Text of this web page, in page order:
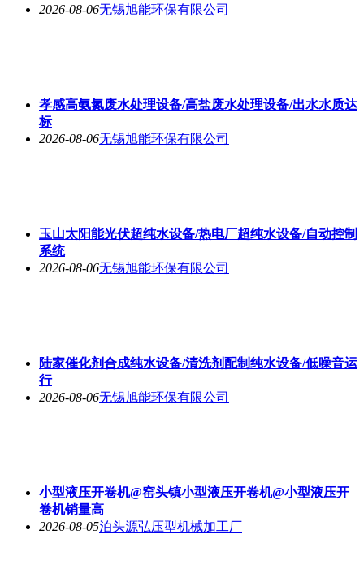
2026-08-06无锡旭能环保有限公司
孝感高氨氮废水处理设备/高盐废水处理设备/出水水质达
标
2026-08-06无锡旭能环保有限公司
玉山太阳能光伏超纯水设备/热电厂超纯水设备/自动控制
系统
2026-08-06无锡旭能环保有限公司
陆家催化剂合成纯水设备/清洗剂配制纯水设备/低噪音运
行
2026-08-06无锡旭能环保有限公司
小型液压开卷机@窑头镇小型液压开卷机@小型液压开
卷机销量高
2026-08-05泊头源弘压型机械加工厂